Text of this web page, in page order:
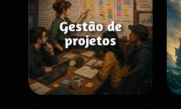
Gestão de
projetos